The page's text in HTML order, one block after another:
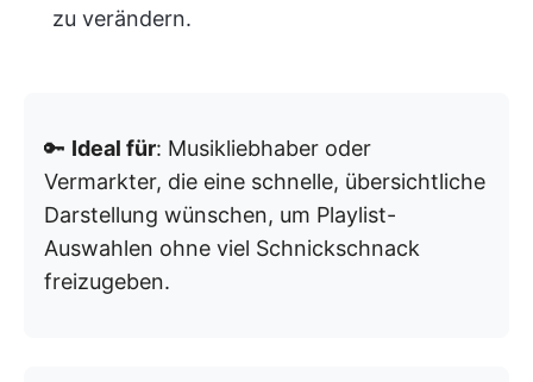
zu verändern.
🔑 Ideal für: Musikliebhaber oder
Vermarkter, die eine schnelle, übersichtliche
Darstellung wünschen, um Playlist-
Auswahlen ohne viel Schnickschnack
freizugeben.